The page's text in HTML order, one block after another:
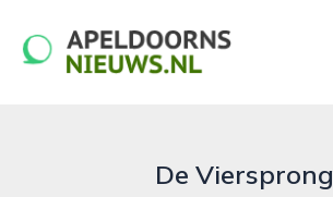
apeldoornsnieuws.nl
De Viersprong